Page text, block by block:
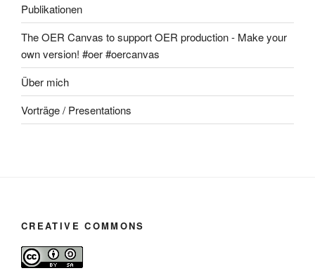
Publikationen
The OER Canvas to support OER production - Make your
own version! #oer #oercanvas
Über mich
Vorträge / Presentations
CREATIVE COMMONS